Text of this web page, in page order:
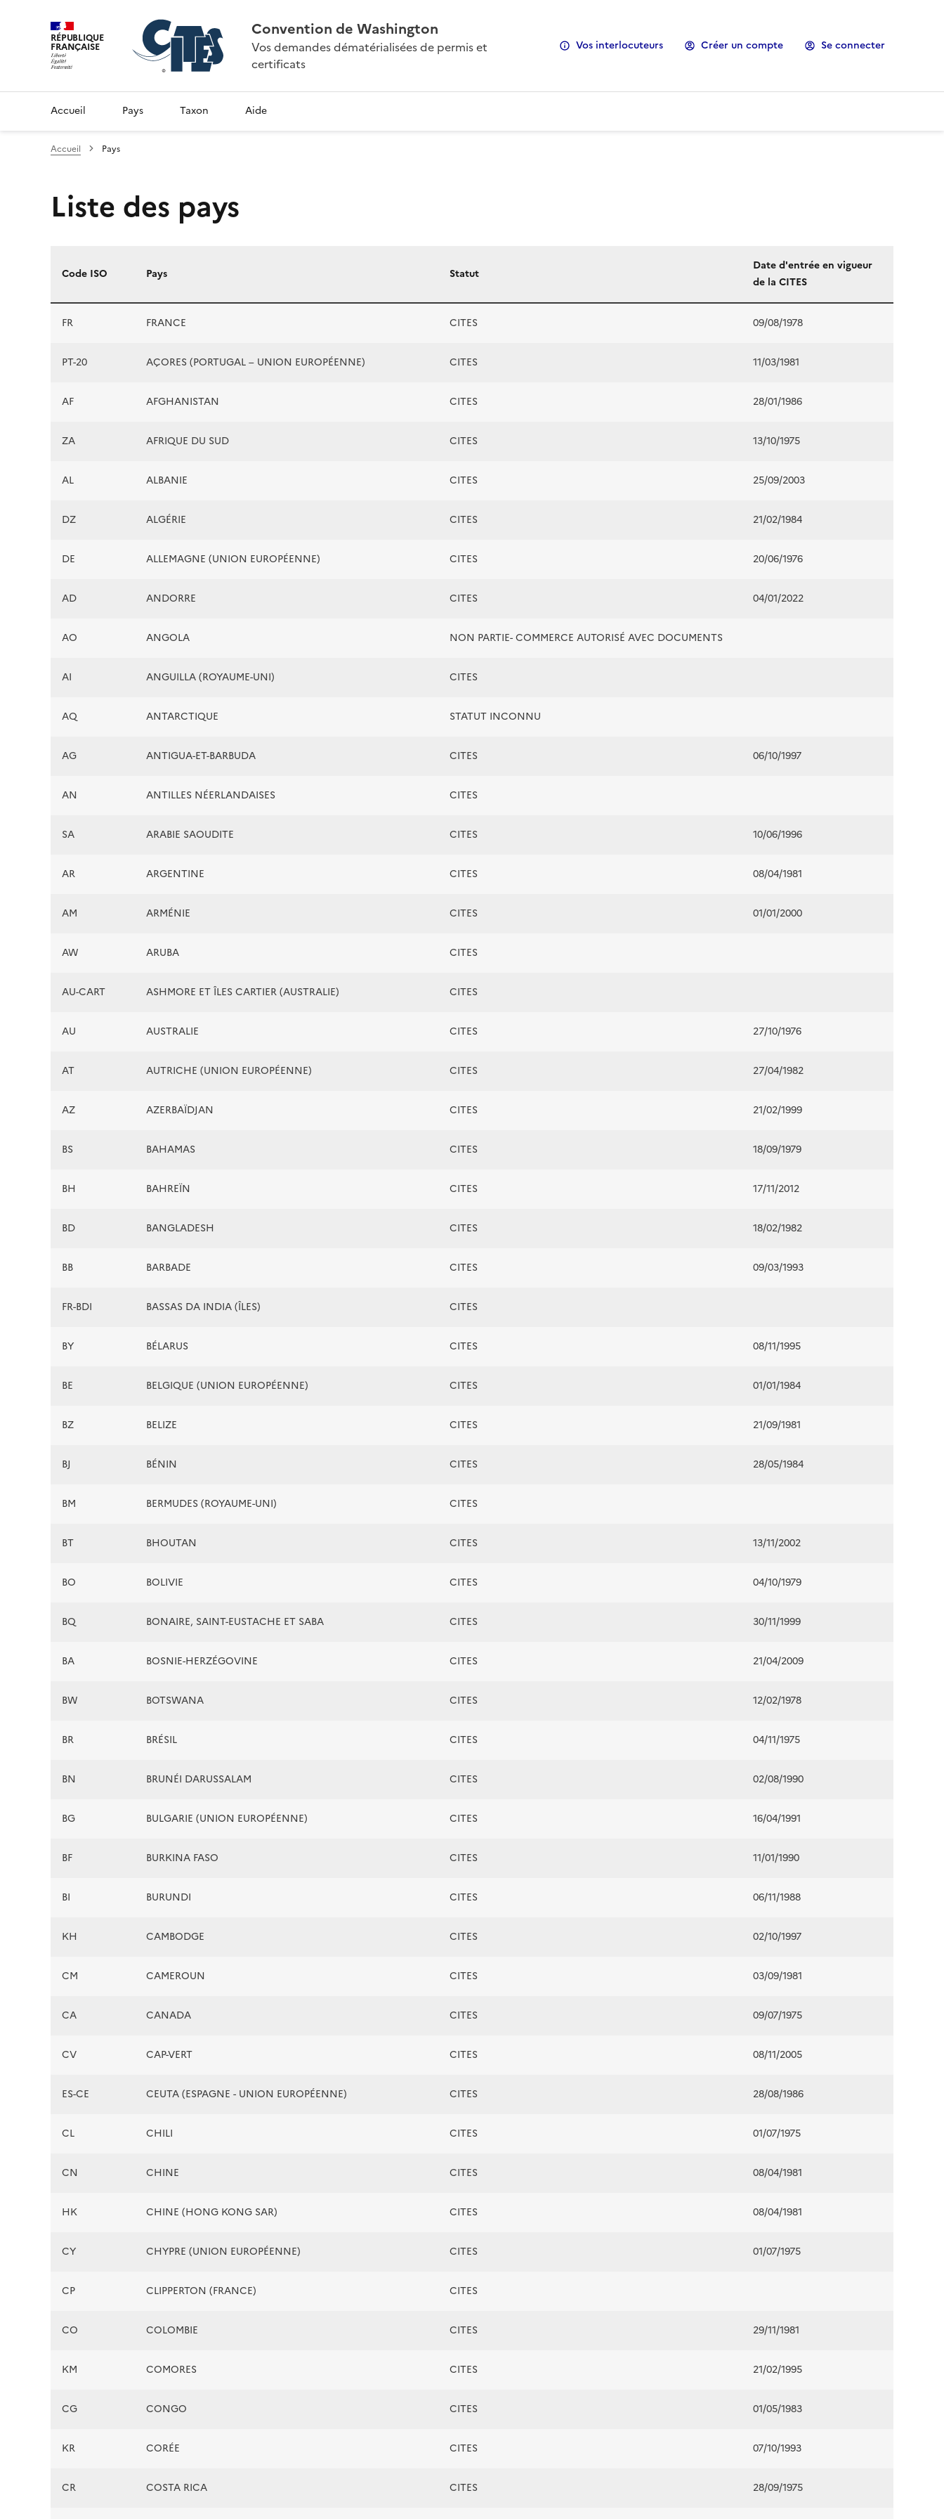
RÉPUBLIQUE
FRANÇAISE
Convention de Washington
Vos demandes dématérialisées de permis et
certificats
Vos interlocuteurs Créer un compte Se connecter
Accueil Pays Taxon Aide
Accueil Pays
Liste des pays
Liste des pays
Code ISO Pays Statut
Date d'entrée en vigueur
de la CITES
FR FRANCE CITES 09/08/1978
PT-20 AÇORES (PORTUGAL – UNION EUROPÉENNE) CITES 11/03/1981
AF AFGHANISTAN CITES 28/01/1986
ZA AFRIQUE DU SUD CITES 13/10/1975
AL ALBANIE CITES 25/09/2003
DZ ALGÉRIE CITES 21/02/1984
DE ALLEMAGNE (UNION EUROPÉENNE) CITES 20/06/1976
AD ANDORRE CITES 04/01/2022
AO ANGOLA NON PARTIE- COMMERCE AUTORISÉ AVEC DOCUMENTS
AI ANGUILLA (ROYAUME-UNI) CITES
AQ ANTARCTIQUE STATUT INCONNU
AG ANTIGUA-ET-BARBUDA CITES 06/10/1997
AN ANTILLES NÉERLANDAISES CITES
SA ARABIE SAOUDITE CITES 10/06/1996
AR ARGENTINE CITES 08/04/1981
AM ARMÉNIE CITES 01/01/2000
AW ARUBA CITES
AU-CART ASHMORE ET ÎLES CARTIER (AUSTRALIE) CITES
AU AUSTRALIE CITES 27/10/1976
AT AUTRICHE (UNION EUROPÉENNE) CITES 27/04/1982
AZ AZERBAÏDJAN CITES 21/02/1999
BS BAHAMAS CITES 18/09/1979
BH BAHREÏN CITES 17/11/2012
BD BANGLADESH CITES 18/02/1982
BB BARBADE CITES 09/03/1993
FR-BDI BASSAS DA INDIA (ÎLES) CITES
BY BÉLARUS CITES 08/11/1995
BE BELGIQUE (UNION EUROPÉENNE) CITES 01/01/1984
BZ BELIZE CITES 21/09/1981
BJ BÉNIN CITES 28/05/1984
BM BERMUDES (ROYAUME-UNI) CITES
BT BHOUTAN CITES 13/11/2002
BO BOLIVIE CITES 04/10/1979
BQ BONAIRE, SAINT-EUSTACHE ET SABA CITES 30/11/1999
BA BOSNIE-HERZÉGOVINE CITES 21/04/2009
BW BOTSWANA CITES 12/02/1978
BR BRÉSIL CITES 04/11/1975
BN BRUNÉI DARUSSALAM CITES 02/08/1990
BG BULGARIE (UNION EUROPÉENNE) CITES 16/04/1991
BF BURKINA FASO CITES 11/01/1990
BI BURUNDI CITES 06/11/1988
KH CAMBODGE CITES 02/10/1997
CM CAMEROUN CITES 03/09/1981
CA CANADA CITES 09/07/1975
CV CAP-VERT CITES 08/11/2005
ES-CE CEUTA (ESPAGNE - UNION EUROPÉENNE) CITES 28/08/1986
CL CHILI CITES 01/07/1975
CN CHINE CITES 08/04/1981
HK CHINE (HONG KONG SAR) CITES 08/04/1981
CY CHYPRE (UNION EUROPÉENNE) CITES 01/07/1975
CP CLIPPERTON (FRANCE) CITES
CO COLOMBIE CITES 29/11/1981
KM COMORES CITES 21/02/1995
CG CONGO CITES 01/05/1983
KR CORÉE CITES 07/10/1993
CR COSTA RICA CITES 28/09/1975